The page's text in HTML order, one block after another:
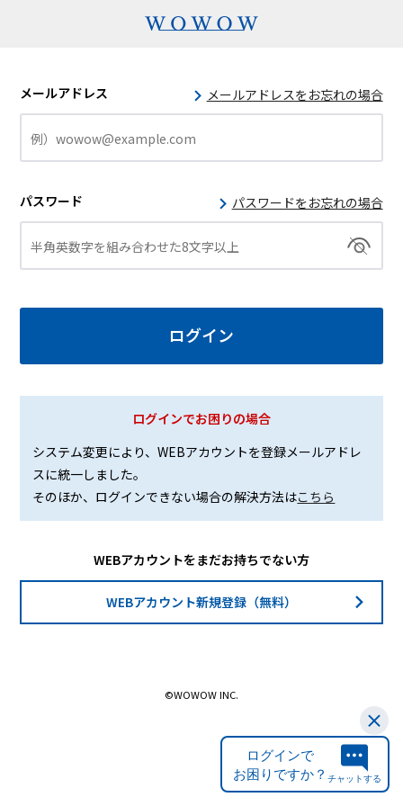
メールアドレス メールアドレスをお忘れの場合
パスワード パスワードをお忘れの場合
ログインでお困りの場合
システム変更により、WEBアカウントを登録メールアドレ
スに統一しました。
そのほか、ログインできない場合の解決方法はこちら
WEBアカウントをまだお持ちでない方
WEBアカウント新規登録（無料）
©WOWOW INC.
ログインで
お困りですか？ チャットする